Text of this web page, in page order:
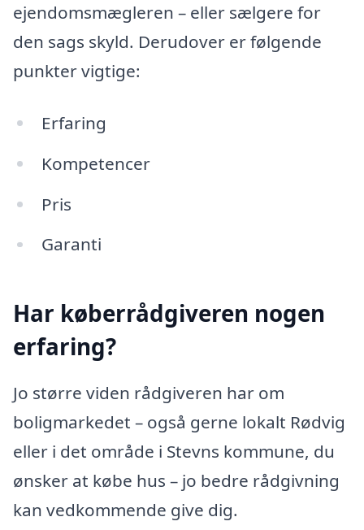
ejendomsmægleren – eller sælgere for
den sags skyld. Derudover er følgende
punkter vigtige:
Erfaring
Kompetencer
Pris
Garanti
Har køberrådgiveren nogen
erfaring?
Jo større viden rådgiveren har om
boligmarkedet – også gerne lokalt Rødvig
eller i det område i Stevns kommune, du
ønsker at købe hus – jo bedre rådgivning
kan vedkommende give dig.